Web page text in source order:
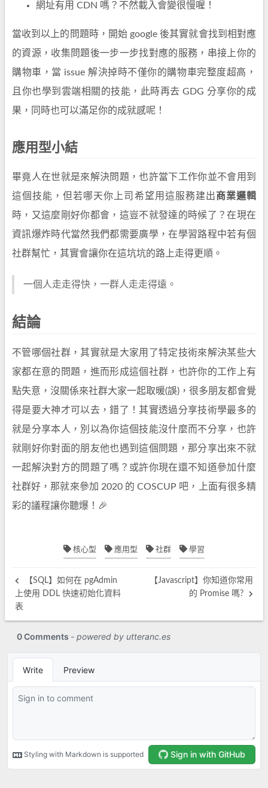
網址有用 CDN 嗎？不然載入會變很慢喔！
當收到以上的問題時，開始 google 後其實就會找到相對應
的資源，收集問題後一步一步找對應的服務，串接上你的
購物車，當 issue 解決掉時不僅你的購物車完整度超高，
且你也學到雲端相關的技能，此時再去 GDG 分享你的成
果，同時也可以滿足你的成就感呢！
應用型小結
畢竟人在世就是來解決問題，也許當下工作你並不會用到
這個技能，但若哪天你上司希望用這服務建出 商業邏輯
時，又這麼剛好你都會，這豈不就發達的時候了？在現在
資訊爆炸時代當然我們都需要廣學，在學習路程中若有個
社群幫忙，其實會讓你在這坑坑的路上走得更順。
一個人走走得快，一群人走走得遠。
結論
不管哪個社群，其實就是大家用了特定技術來解決某些大
家都在意的問題，進而形成這個社群，也許你的工作上有
點失意，沒關係來社群大家一起取暖(誤)，很多朋友都會覺
得是要大神才可以去，錯了！其實透過分享技術學最多的
就是分享本人，別以為你這個技能沒什麼而不分享，也許
就剛好你對面的朋友他也遇到這個問題，那分享出來不就
一起解決對方的問題了嗎？或許你現在還不知道參加什麼
社群好，那就來參加 2020 的 COSCUP 吧，上面有很多精
彩的議程讓你聽爆！🎉
核心型 應用型 社群 學習
【SQL】如何在 pgAdmin
上使用 DDL 快速初始化資料
表
【Javascript】你知道你常用
的 Promise 嗎?